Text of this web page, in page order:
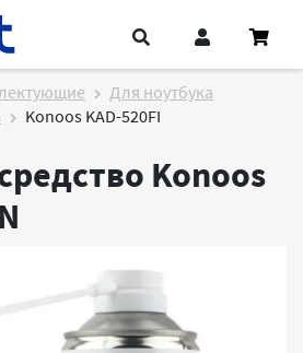
Для ноутбука
Konoos KAD-520FI
Konoos
N